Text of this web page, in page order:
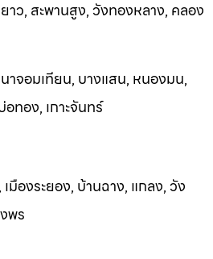
ว, สะพานสูง, วังทองหลาง, คลอง
าจอมเทียน, บางแสน, หนองมน,
ทอง, เกาะจันทร์
องระยอง, บ้านฉาง, แกลง, วัง
พร